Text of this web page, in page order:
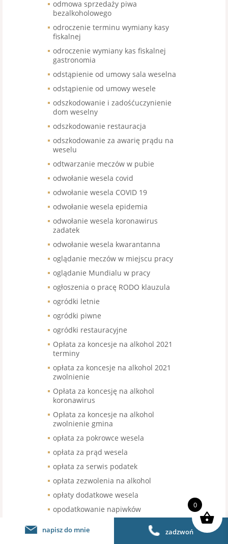
odmowa sprzedaży piwa
bezalkoholowego
odroczenie terminu wymiany kasy
fiskalnej
odroczenie wymiany kas fiskalnej
gastronomia
odstąpienie od umowy sala weselna
odstąpienie od umowy wesele
odszkodowanie i zadośćuczynienie
dom weselny
odszkodowanie restauracja
odszkodowanie za awarię prądu na
weselu
odtwarzanie meczów w pubie
odwołanie wesela covid
odwołanie wesela COVID 19
odwołanie wesela epidemia
odwołanie wesela koronawirus
zadatek
odwołanie wesela kwarantanna
oglądanie meczów w miejscu pracy
oglądanie Mundialu w pracy
ogłoszenia o pracę RODO klauzula
ogródki letnie
ogródki piwne
ogródki restauracyjne
Opłata za koncesje na alkohol 2021
terminy
opłata za koncesje na alkohol 2021
zwolnienie
Opłata za koncesję na alkohol
koronawirus
Opłata za koncesje na alkohol
zwolnienie gmina
opłata za pokrowce wesela
opłata za prąd wesela
opłata za serwis podatek
opłata zezwolenia na alkohol
opłaty dodatkowe wesela
opodatkowanie napiwków
opodatkowanie sprzedaży kawy
organizacja pracy w gastronomii
napisz do mnie zadzwoń
0